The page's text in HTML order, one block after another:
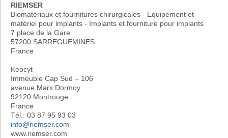
RIEMSER
Biomatériaux et fournitures chirurgicales - Equipement et
matériel pour implants - Implants et fourniture pour implants
7 place de la Gare
57200 SARREGUEMINES
France
Keocyt
Immeuble Cap Sud – 106
avenue Marx Dormoy
92120 Montrouge
France
Tél.: 03 87 95 93 03
info@riemser.com
www.riemser.com